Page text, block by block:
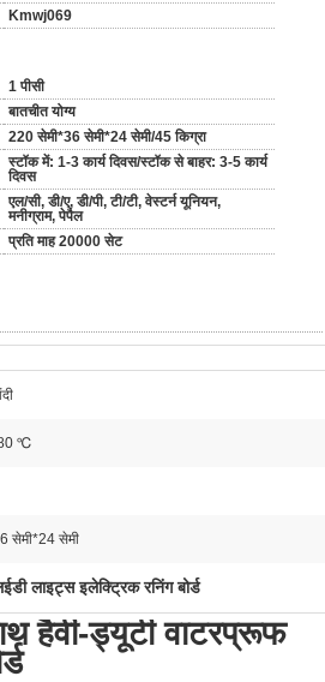
Kmwj069
1 पीसी
बातचीत योग्य
220 सेमी*36 सेमी*24 सेमी/45 किग्रा
स्टॉक में: 1-3 कार्य दिवस/स्टॉक से बाहर: 3-5 कार्य
दिवस
एल/सी, डी/ए, डी/पी, टी/टी, वेस्टर्न यूनियन,
मनीग्राम, पेपैल
प्रति माह 20000 सेट
℃
सेमी*24 सेमी
लाइट्स इलेक्ट्रिक रनिंग बोर्ड
हैवी-ड्यूटी वाटरप्रूफ